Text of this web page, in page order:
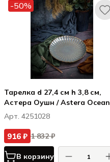
-50%
Тарелка d 27,4 см h 3,8 см,
Астера Оушн / Astera Ocean
Арт. 4251028
916 ₽ 1 832 ₽
В корзину